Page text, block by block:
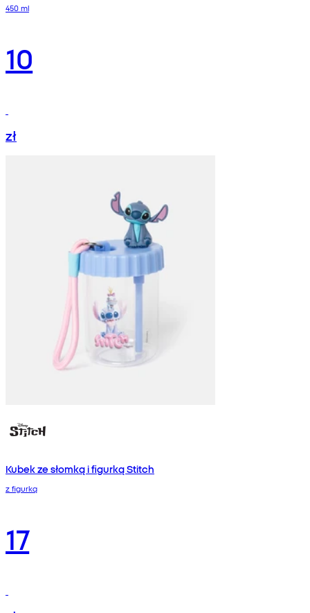
450 ml
10
zł
Kubek ze słomką i figurką Stitch
z figurką
17